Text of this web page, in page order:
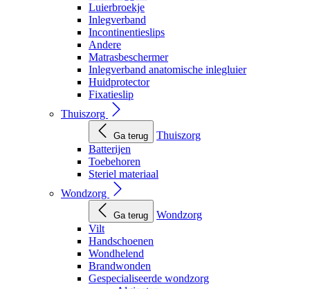
Luierbroekje
Inlegverband
Incontinentieslips
Andere
Matrasbeschermer
Inlegverband anatomische inlegluier
Huidprotector
Fixatieslip
Thuiszorg
Ga terug
Thuiszorg
Batterijen
Toebehoren
Steriel materiaal
Wondzorg
Ga terug
Wondzorg
Vilt
Handschoenen
Wondhelend
Brandwonden
Gespecialiseerde wondzorg